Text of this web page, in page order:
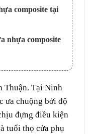
composite tại
nhựa composite
Thuận. Tại Ninh
ưa chuộng bởi độ
đựng điều kiện
tuổi thọ cửa phụ